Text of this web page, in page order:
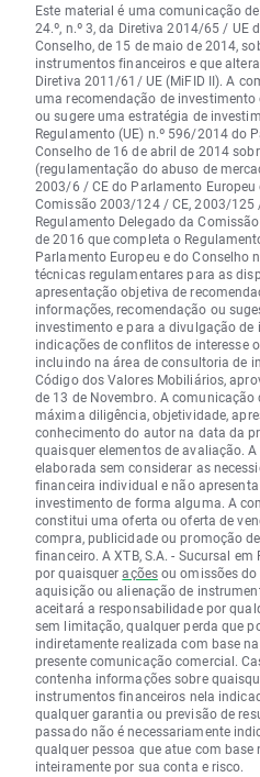
Este material é uma comunicação
24.º, n.º 3, da Diretiva 2014/65 / UE
Conselho, de 15 de maio de 2014,
instrumentos financeiros e que
Diretiva 2011/61/ UE (MiFID II). A
uma recomendação de
ou sugere uma estratégia de
Regulamento (UE) n.º 596/2014 do
Conselho de 16 de abril de 2014
(regulamentação do abuso de
2003/6 / CE do Parlamento
Comissão 2003/124 / CE, 2003/125
Regulamento Delegado da
de 2016 que completa o
Parlamento Europeu e do Conselho
técnicas regulamentares para as
apresentação objetiva de
informações, recomendação ou
investimento e para a divulgação de
indicações de conflitos de interesse
incluindo na área de consultoria de
Código dos Valores Mobiliários,
de 13 de Novembro. A
máxima diligência, objetividade,
conhecimento do autor na data da
quaisquer elementos de avaliação.
elaborada sem considerar as
financeira individual e não
investimento de forma alguma. A
constitui uma oferta ou oferta de
compra, publicidade ou promoção
financeiro. A XTB, S.A. - Sucursal
por quaisqueraçõesou omissões do
aquisição ou alienação de
aceitará a responsabilidade por
sem limitação, qualquer perda que
indiretamente realizada com base
presente comunicação comercial.
contenha informações sobre
instrumentos financeiros nela
qualquer garantia ou previsão de
passado não é necessariamente
qualquer pessoa que atue com
inteiramente por sua conta e risco.